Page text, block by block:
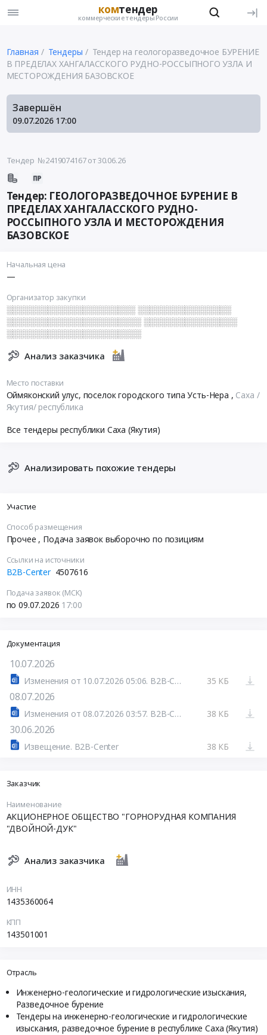
комтендер
коммерческие тендеры России
Главная Тендеры
Тендер на геологоразведочное БУРЕНИЕ
В ПРЕДЕЛАХ ХАНГАЛАССКОГО РУДНО-РОССЫПНОГО УЗЛА И
МЕСТОРОЖДЕНИЯ БАЗОВСКОЕ
Завершён
09.07.2026 17:00
Тендер №2419074167от 30.06.26
Тендер: ГЕОЛОГОРАЗВЕДОЧНОЕ БУРЕНИЕ В
ПРЕДЕЛАХ ХАНГАЛАССКОГО РУДНО-
РОССЫПНОГО УЗЛА И МЕСТОРОЖДЕНИЯ
БАЗОВСКОЕ
Начальная цена
—
Организатор закупки
░░░░░░░░░░░░░░░░░░░░░░ ░░░░░░░░░░░░░░░░
░░░░░░░░░░░░░░░░░░░░░░░ ░░░░░░░░░░░░░░░░
░░░░░░░░░░░░░░░░░░░░░░░
Анализ заказчика
Место поставки
Оймяконский улус, поселок городского типа Усть-Нера , Саха /
Якутия/ республика
Все тендеры республики Саха (Якутия)
Анализировать похожие тендеры
Участие
Способ размещения
Прочее , Подача заявок выборочно по позициям
Ссылки на источники
B2B-Center 4507616
Подача заявок (МСК)
по 09.07.2026 17:00
Документация
10.07.2026
Изменения от 10.07.2026 05:06. B2B-Center 35 КБ
08.07.2026
Изменения от 08.07.2026 03:57. B2B-Center 38 КБ
30.06.2026
Извещение. B2B-Center 38 КБ
Заказчик
Наименование
АКЦИОНЕРНОЕ ОБЩЕСТВО "ГОРНОРУДНАЯ КОМПАНИЯ
"ДВОЙНОЙ-ДУК"
Анализ заказчика
ИНН
1435360064
КПП
143501001
Отрасль
Инженерно-геологические и гидрологические изыскания,
Разведочное бурение
Тендеры на инженерно-геологические и гидрологические
изыскания, разведочное бурение в республике Саха (Якутия)